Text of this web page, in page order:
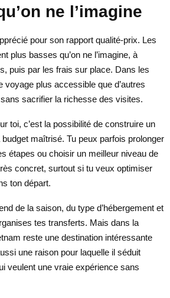
ne l’imagine
pour son rapport qualité-prix. Les
plus basses qu’on ne l’imagine, à
puis par les frais sur place. Dans les
voyage plus accessible que d’autres
sacrifier la richesse des visites.
toi, c’est la possibilité de construire un
maîtrisé. Tu peux parfois prolonger
étapes ou choisir un meilleur niveau de
concret, surtout si tu veux optimiser
ton départ.
de la saison, du type d’hébergement et
tes transferts. Mais dans la
reste une destination intéressante
une raison pour laquelle il séduit
veulent une vraie expérience sans